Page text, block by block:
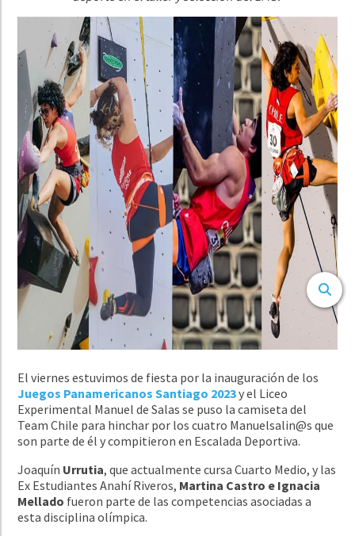
El viernes estuvimos de fiesta por la inauguración de los
Juegos Panamericanos Santiago 2023y el Liceo
Experimental Manuel de Salas se puso la camiseta del
Team Chile para hinchar por los cuatro Manuelsalin@s que
son parte de él y compitieron en Escalada Deportiva.
Joaquín Urrutia, que actualmente cursa Cuarto Medio, y las
Ex EstudiantesAnahí Riveros, Martina Castro e Ignacia
Mellado fueron parte de las competencias asociadas a
esta disciplina olímpica.